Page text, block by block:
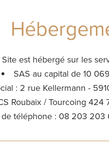
Site est hébergé sur les
SAS au capital de 10
: 2 rue Kellermann -
Roubaix / Tourcoing 424
de téléphone : 08 203 203